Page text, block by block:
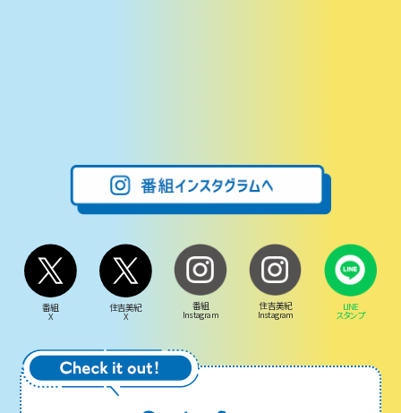
番組
X
住吉美紀
X
番組
Instagram
住吉美紀
Instagram
LINE
スタンプ